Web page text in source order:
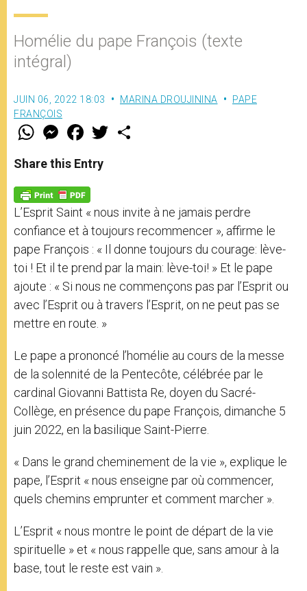
Homélie du pape François (texte
intégral)
JUIN 06, 2022 18:03 MARINA DROUJININA
PAPE
FRANÇOIS
W
t
s
p
p
M
e
s
e
g
e
r
F
a
e
b
o
k
w
Share this Entry
L’Esprit Saint « nous invite à ne jamais perdre
confiance et à toujours recommencer », affirme le
pape François : « Il donne toujours du courage: lève-
toi ! Et il te prend par la main: lève-toi! » Et le pape
ajoute : « Si nous ne commençons pas par l’Esprit ou
avec l’Esprit ou à travers l’Esprit, on ne peut pas se
mettre en route. »
Le pape a prononcé l’homélie au cours de la messe
de la solennité de la Pentecôte, célébrée par le
cardinal Giovanni Battista Re, doyen du Sacré-
Collège, en présence du pape François, dimanche 5
juin 2022, en la basilique Saint-Pierre.
« Dans le grand cheminement de la vie », explique le
pape, l’Esprit « nous enseigne par où commencer,
quels chemins emprunter et comment marcher ».
L’Esprit « nous montre le point de départ de la vie
spirituelle » et « nous rappelle que, sans amour à la
base, tout le reste est vain ».